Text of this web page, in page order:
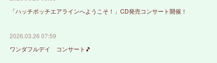
「ハッチポッチエアラインへようこそ！」CD発売コンサート開催！
2026.03.26 07:59
ワンダフルデイ コンサート🎵